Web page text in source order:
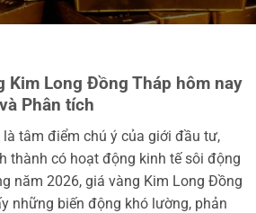
Kim Long Đồng Tháp hôm nay
Phân tích
tâm điểm chú ý của giới đầu tư,
thành có hoạt động kinh tế sôi động
năm 2026, giá vàng Kim Long Đồng
những biến động khó lường, phản